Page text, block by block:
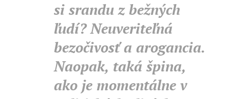
si srandu z bežných
ľudí? Neuveriteľná
bezočivosť a arogancia.
Naopak, taká špina,
ako je momentálne v